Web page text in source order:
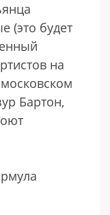
(это будет
на
Бартон,